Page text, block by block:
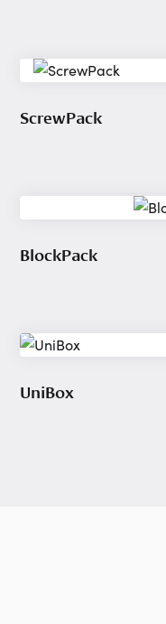
ScrewPack
BlockPack
UniBox